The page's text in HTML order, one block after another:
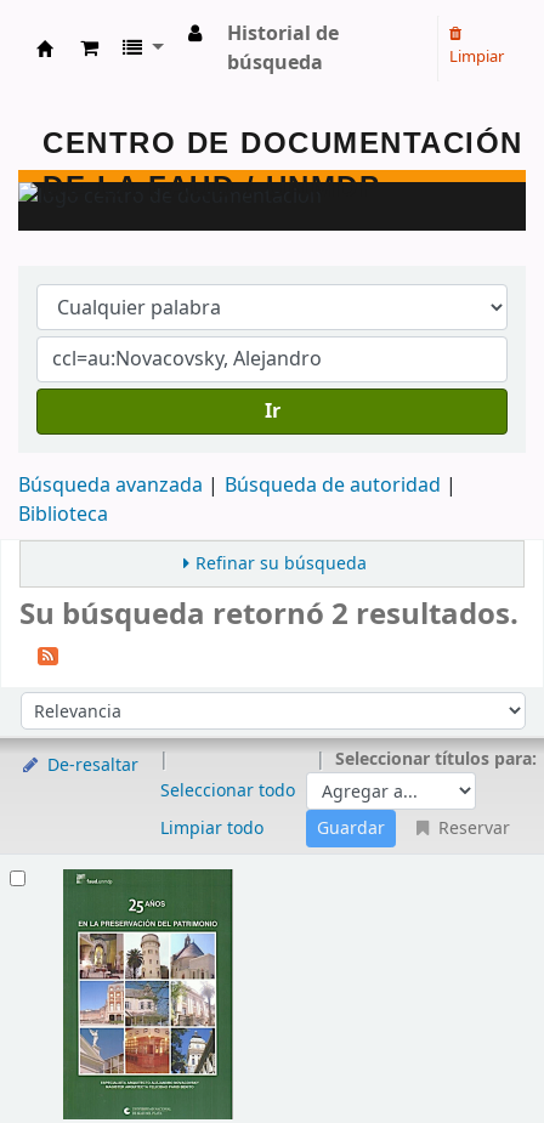
Centro de Documentación - FAUD - Unmdp -
Historial de
búsqueda
Limpiar
Ir
Búsqueda avanzada
Búsqueda de autoridad
Biblioteca
Refinar su búsqueda
Su búsqueda retornó 2 resultados.
Ordenar por:
De-resaltar
Seleccionar todo
Limpiar todo
Seleccionar títulos para:
Reservar